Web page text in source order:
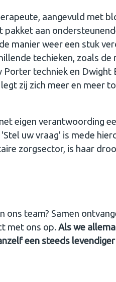
aangevuld met
pakket aan
manier weer een stuk
techieken, zoals de
techniek en Dwight
zij zich meer en meer
eigen verantwoording
uw vraag' is mede
zorgsector, is haar
team? Samen
met ons op.Als we
een steeds